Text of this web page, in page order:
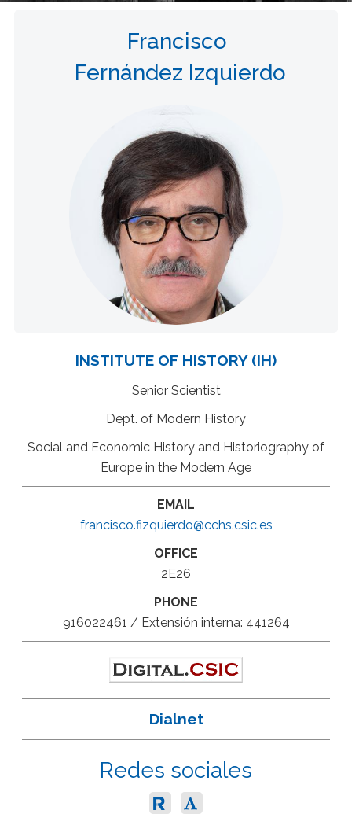
Francisco
Fernández Izquierdo
INSTITUTE OF HISTORY (IH)
Senior Scientist
Dept. of Modern History
Social and Economic History and Historiography of
Europe in the Modern Age
EMAIL
francisco.fizquierdo@cchs.csic.es
OFFICE
2E26
PHONE
916022461 / Extensión interna: 441264
Dialnet
Redes sociales